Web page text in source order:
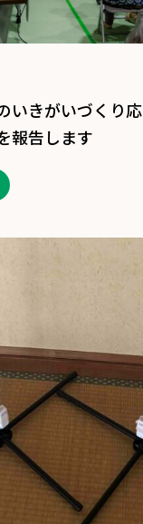
いきがいづくり応
報告します